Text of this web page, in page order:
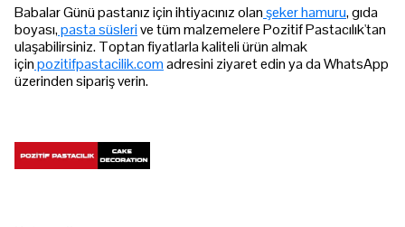
Babalar Günü pastanız için ihtiyacınız olanşeker hamuru, gıda
boyası,pasta süslerive tüm malzemelere Pozitif Pastacılık'tan
ulaşabilirsiniz. Toptan fiyatlarla kaliteli ürün almak
içinpozitifpastacilik.comadresini ziyaret edin ya da WhatsApp
üzerinden sipariş verin.